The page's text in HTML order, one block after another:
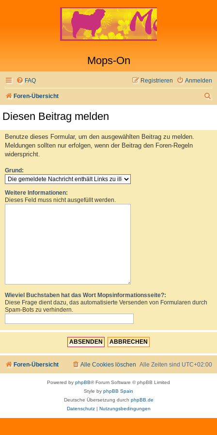
Mops-On
FAQ Anmelden
Registrieren
Foren-Übersicht
Diesen Beitrag melden
Benutze dieses Formular, um den ausgewählten Beitrag zu melden.
Meldungen sollten nur erfolgen, wenn der Beitrag den Foren-Regeln
widerspricht.
Grund:
Weitere Informationen:
Dieses Feld muss nicht ausgefüllt werden.
Wieviel Buchstaben hat das Wort Mopsinformationsseite?:
Diese Frage dient dazu, das automatisierte Versenden von Formularen durch
Spam-Bots zu verhindern.
Foren-Übersicht Alle Zeiten sind UTC+02:00
Alle Cookies löschen
Powered by phpBB® Forum Software © phpBB Limited
Style by phpBB Spain
Deutsche Übersetzung durch phpBB.de
Datenschutz| Nutzungsbedingungen